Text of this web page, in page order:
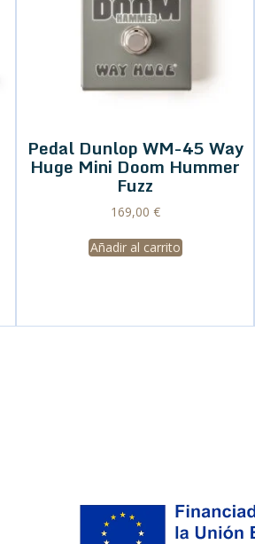
Pedal Dunlop WM-45 Way
Huge Mini Doom Hummer
Fuzz
169,00 €
Añadir al carrito